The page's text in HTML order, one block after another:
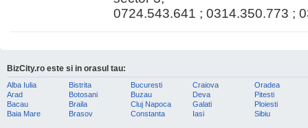
0724.543.641 ; 0314.350.773 ;
BizCity.ro este si in orasul tau:
Alba Iulia
Arad
Bacau
Baia Mare
Bistrita
Botosani
Braila
Brasov
Bucuresti
Buzau
Cluj Napoca
Constanta
Craiova
Deva
Galati
Iasi
Oradea
Pitesti
Ploiesti
Sibiu